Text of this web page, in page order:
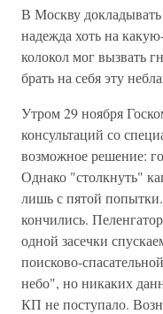
В Москву
надежда хоть на
колокол мог вызвать
брать на себя эту
Утром 29 ноября
консультаций со
возможное решение:
Однако "столкнуть"
лишь с пятой
кончились.
одной засечки
поисково-
небо", но никаких
КП не поступало.